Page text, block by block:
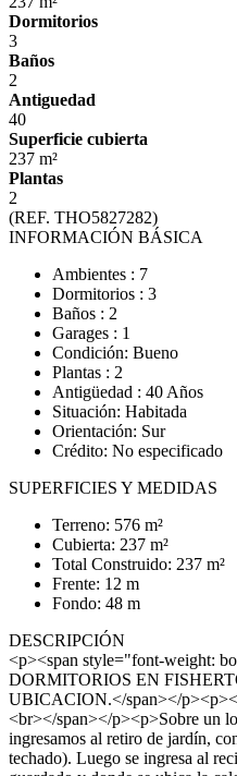
Dormitorios
3
Baños
2
Antiguedad
40
Superficie cubierta
237 m²
Plantas
2
(REF. THO5827282)
INFORMACIÓN BÁSICA
Ambientes : 7
Dormitorios : 3
Baños : 2
Garages : 1
Condición: Bueno
Plantas : 2
Antigüedad : 40 Años
Situación: Habitada
Orientación: Sur
Crédito: No especificado
SUPERFICIES Y MEDIDAS
Terreno: 576 m²
Cubierta: 237 m²
Total Construido: 237 m²
Frente: 12 m
Fondo: 48 m
DESCRIPCIÓN
<p><span style="font-weight:
DORMITORIOS EN
UBICACION.</span></
<br></span></p><p>Sobre un
ingresamos al retiro de jardín,
techado). Luego se ingresa al